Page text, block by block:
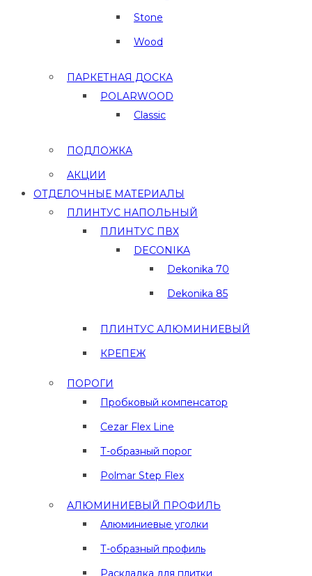
Stone
Wood
ПАРКЕТНАЯ ДОСКА
POLARWOOD
Classic
ПОДЛОЖКА
АКЦИИ
ОТДЕЛОЧНЫЕ МАТЕРИАЛЫ
ПЛИНТУС НАПОЛЬНЫЙ
ПЛИНТУС ПВХ
DECONIKA
Dekonika 70
Dekonika 85
ПЛИНТУС АЛЮМИНИЕВЫЙ
КРЕПЕЖ
ПОРОГИ
Пробковый компенсатор
Cezar Flex Line
Т-образный порог
Polmar Step Flex
АЛЮМИНИЕВЫЙ ПРОФИЛЬ
Алюминиевые уголки
Т-образный профиль
Раскладка для плитки